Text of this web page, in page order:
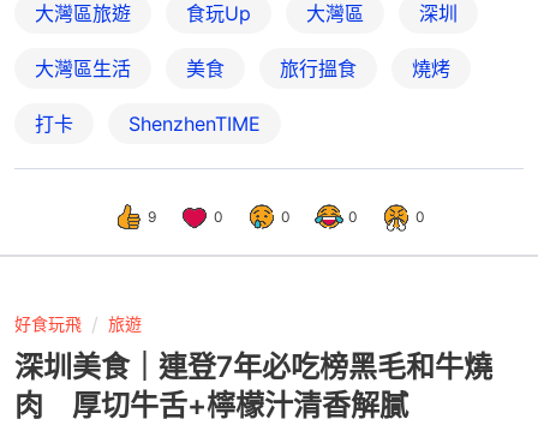
大灣區旅遊 食玩Up 大灣區 深圳
大灣區生活 美食 旅行搵食 燒烤
打卡 ShenzhenTIME
9 0 0 0 0
好食玩飛 旅遊
深圳美食｜連登7年必吃榜黑毛和牛燒
肉 厚切牛舌+檸檬汁清香解膩